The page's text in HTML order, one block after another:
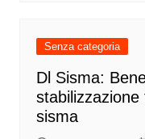
Senza categoria
Dl Sisma:
sisma